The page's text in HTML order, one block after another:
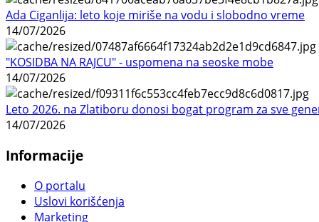
Ada Ciganlija: leto koje miriše na vodu i slobodno vreme
14/07/2026
"KOSIDBA NA RAJCU" - uspomena na seoske mobe
14/07/2026
Leto 2026. na Zlatiboru donosi bogat program za sve
14/07/2026
Informacije
O portalu
Uslovi korišćenja
Marketing